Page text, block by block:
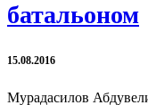
батальоном
15.08.2016
Мурадасилов